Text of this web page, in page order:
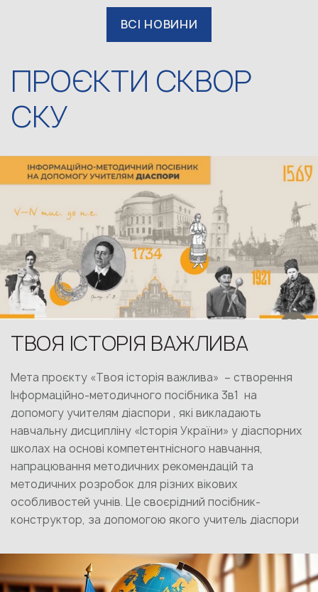
ВСІ НОВИНИ
ПРОЄКТИ СКВОР
СКУ
ТВОЯ ІСТОРІЯ ВАЖЛИВА
Мета проєкту «Твоя історія важлива» – створення
Інформаційно-методичного посібника 3в1 на
допомогу учителям діаспори , які викладають
навчальну дисципліну «Історія України» у діаспорних
школах на основі компетентнісного навчання,
напрацювання методичних рекомендацій та
методичних розробок для різних вікових
особливостей учнів. Це своєрідний посібник-
конструктор, за допомогою якого учитель діаспори